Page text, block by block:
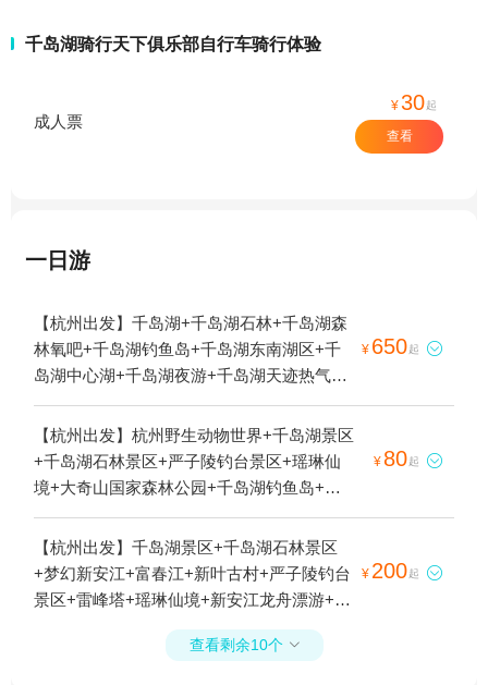
千岛湖骑行天下俱乐部自行车骑行体验
成人票
¥30起
查看
一日游
【杭州出发】千岛湖+千岛湖石林+千岛湖森
林氧吧+千岛湖钓鱼岛+千岛湖东南湖区+千
岛湖中心湖+千岛湖夜游+千岛湖天迹热气球
+千岛湖天屿+千岛湖天翔动力伞基地1日游
¥ 650起 
【杭州出发】杭州野生动物世界+千岛湖景区
+千岛湖石林景区+严子陵钓台景区+瑶琳仙
境+大奇山国家森林公园+千岛湖钓鱼岛+灵
栖洞天+千岛湖东南湖区+良渚古城遗址公园
+千岛湖中心湖区+千岛湖夜游+瑶琳国家森
林公园+千岛湖直升机体验+天屿山观景台
+千岛湖游船+新安江1日游
¥ 80起 
【杭州出发】千岛湖景区+千岛湖石林景区
+梦幻新安江+富春江+新叶古村+严子陵钓台
景区+雷峰塔+瑶琳仙境+新安江龙舟漂游+新
安江铜官峡+大慈岩风景区+严子陵钓台-已下
线+千岛湖森林氧吧+九咆界风景区+珍珠流
¥ 200起 
查看剩余10个 